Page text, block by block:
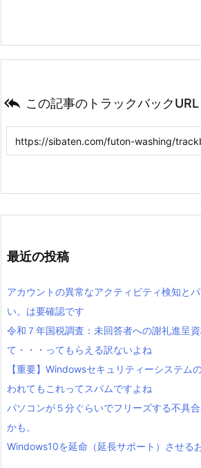
 この記事のトラックバックURL
最近の投稿
アカウントの異常なアクティビティ検知と
い。は要確認です
令和７年国税調査：未回答者への謝礼進呈
て・・・ってもらえる訳ないよね
【重要】Windowsセキュリティーシステム
われてもこれってスパムですよね
パソコンが５分ぐらいでフリーズする不具
かも。
Windows10を延命（延長サポート）させる